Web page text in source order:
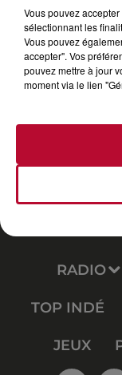
RADIO
TOP INDÉ
JEUX
Vous pouvez
sélectionnant les
Vous pouvez
accepter". Vos
pouvez mettre à jour
moment via le lien